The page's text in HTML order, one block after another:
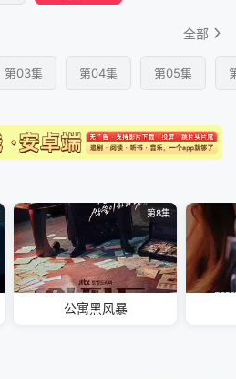
全部
第03集 第04集 第05集
第8集
公寓黑风暴